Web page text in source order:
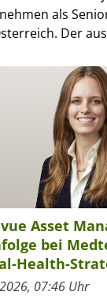
als
Der
Asset
bei
Health-
07:46 Uhr